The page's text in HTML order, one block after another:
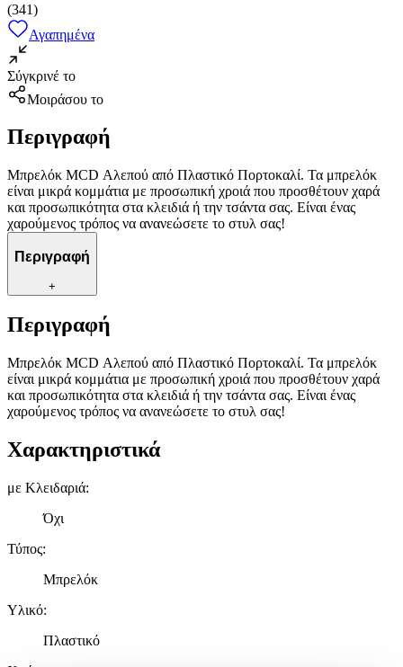
(341)
Αγαπημένα
Σύγκρινέ το
Μοιράσου το
Περιγραφή
Μπρελόκ MCD Αλεπού από Πλαστικό Πορτοκαλί. Τα μπρελόκ
είναι μικρά κομμάτια με προσωπική χροιά που προσθέτουν χαρά
και προσωπικότητα στα κλειδιά ή την τσάντα σας. Είναι ένας
χαρούμενος τρόπος να ανανεώσετε το στυλ σας!
Περιγραφή
+
Περιγραφή
Μπρελόκ MCD Αλεπού από Πλαστικό Πορτοκαλί. Τα μπρελόκ
είναι μικρά κομμάτια με προσωπική χροιά που προσθέτουν χαρά
και προσωπικότητα στα κλειδιά ή την τσάντα σας. Είναι ένας
χαρούμενος τρόπος να ανανεώσετε το στυλ σας!
Χαρακτηριστικά
με Κλειδαριά:
Όχι
Τύπος:
Μπρελόκ
Υλικό:
Πλαστικό